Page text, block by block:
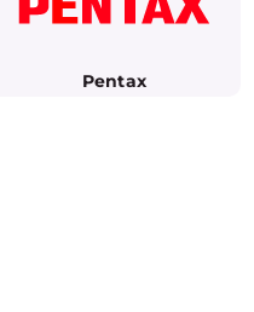
Pentax